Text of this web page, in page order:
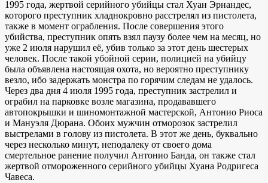
1995 года, жертвой серийного убийцы стал Хуан Эрнандес,
которого преступник хладнокровно расстрелял из пистолета,
также в момент ограбления. После совершения этого
убийства, преступник опять взял паузу более чем на месяц, но
уже 2 июля нарушил её, убив только за этот день шестерых
человек. После такой убойной серии, полицией на убийцу
была объявлена настоящая охота, но вероятно преступнику
везло, ибо задержать монстра по горячим следам не удалось.
Через два дня 4 июля 1995 года, преступник застрелил и
ограбил на парковке возле магазина, продававшего
автопокрышки и шиномонтажной мастерской, Антонио Риоса
и Мануэля Дюрана. Обоих мужчин отморозок застрелил
выстрелами в голову из пистолета. В этот же день, буквально
через несколько минут, неподалеку от своего дома
смертельное ранение получил Антонио Банда, он также стал
жертвой отмороженного серийного убийцы Хуана Родригеса
Чавеса.